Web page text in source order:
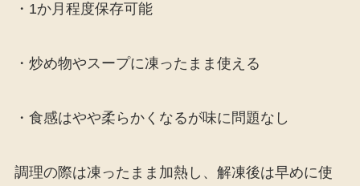
・1か月程度保存可能
・炒め物やスープに凍ったまま使える
・食感はやや柔らかくなるが味に問題なし
調理の際は凍ったまま加熱し、解凍後は早めに使